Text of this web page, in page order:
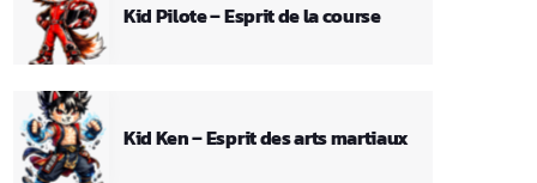
Kid Pilote – Esprit de la course
Kid Ken – Esprit des arts martiaux